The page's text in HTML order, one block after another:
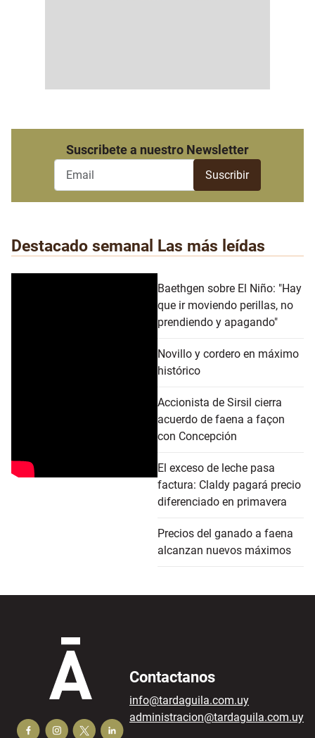
Suscribete a nuestro Newsletter
Destacado semanal Las más leídas
Baethgen sobre El Niño: "Hay
que ir moviendo perillas, no
prendiendo y apagando"
Novillo y cordero en máximo
histórico
Accionista de Sirsil cierra
acuerdo de faena a façon
con Concepción
El exceso de leche pasa
factura: Claldy pagará precio
diferenciado en primavera
Precios del ganado a faena
alcanzan nuevos máximos
Contactanos
info@tardaguila.com.uy
administracion@tardaguila.com.uy